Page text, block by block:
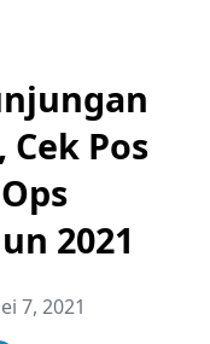
Pos
2021
7, 2021